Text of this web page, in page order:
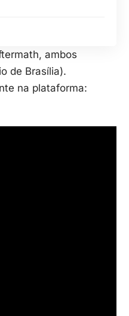
ambos
de Brasília).
na plataforma: